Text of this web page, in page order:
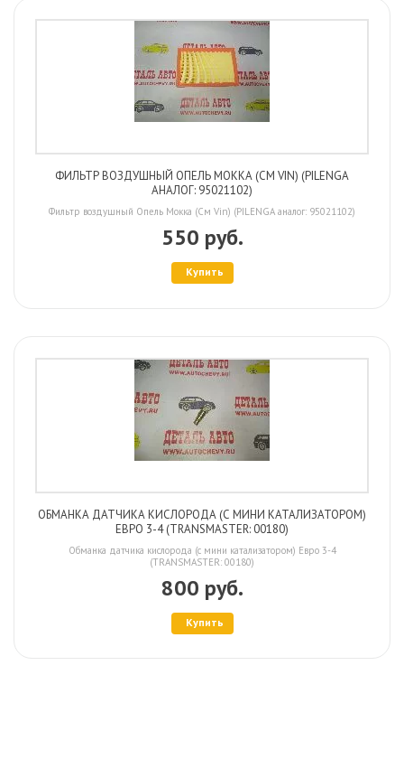
ФИЛЬТР ВОЗДУШНЫЙ ОПЕЛЬ МОККА (СМ VIN) (PILENGA
АНАЛОГ: 95021102)
Фильтр воздушный Опель Мокка (См Vin) (PILENGA аналог: 95021102)
550 руб.
Купить
ОБМАНКА ДАТЧИКА КИСЛОРОДА (С МИНИ КАТАЛИЗАТОРОМ)
ЕВРО 3-4 (TRANSMASTER: 00180)
Обманка датчика кислорода (с мини катализатором) Евро 3-4
(TRANSMASTER: 00180)
800 руб.
Купить